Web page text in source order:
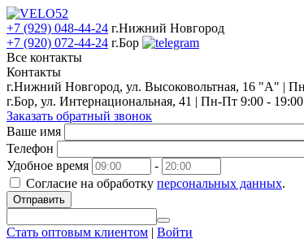
+7 (929) 048-44-24 г.Нижний Новгород
+7 (920) 072-44-24 г.Бор
Все контакты
Контакты
г.Нижний Новгород, ул. Высоковольтная, 16 "А" |
г.Бор, ул. Интернациональная, 41 | Пн-Пт 9:00 -
Заказать обратный звонок
Ваше имя
Телефон
Удобное время
-
Согласие на обработку персональных данных.
Отправить
Стать оптовым клиентом | Войти